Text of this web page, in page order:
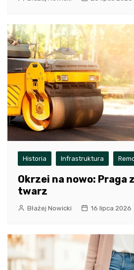
Historia Infrastruktura
Okrzei na nowo: Praga
twarz
Błażej Nowicki 16 lipca 2026